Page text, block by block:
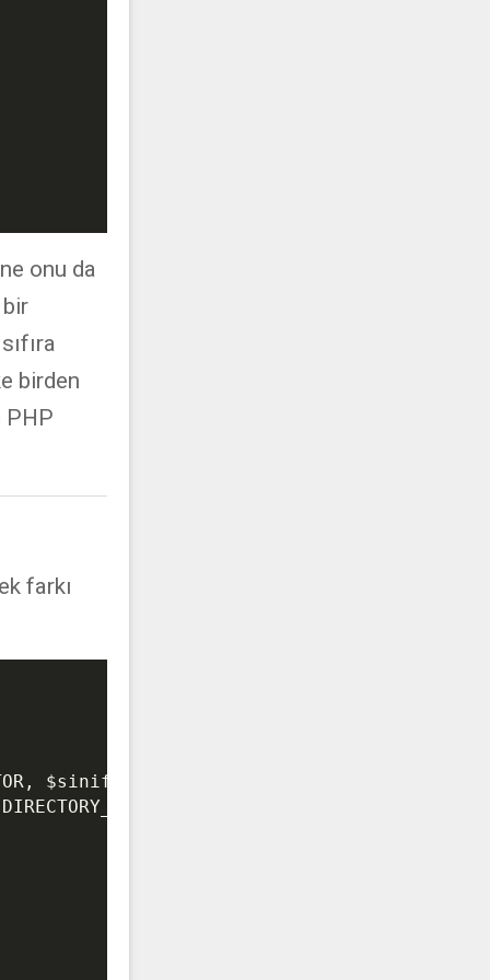
onu da
birden
PHP
farkı
$sinif_ismi